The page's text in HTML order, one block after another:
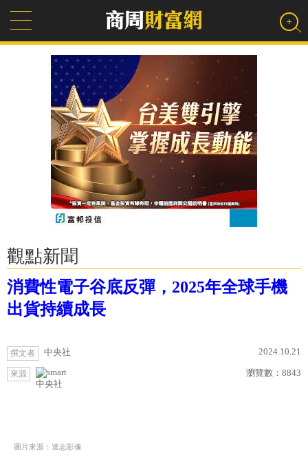
觀點新聞
消費性電子谷底反彈，2025年全球手機
出貨持續成長
撰文者 中央社 2024.10.21
來源
中央社
瀏覽數： 8843
圖片來源：達志影像